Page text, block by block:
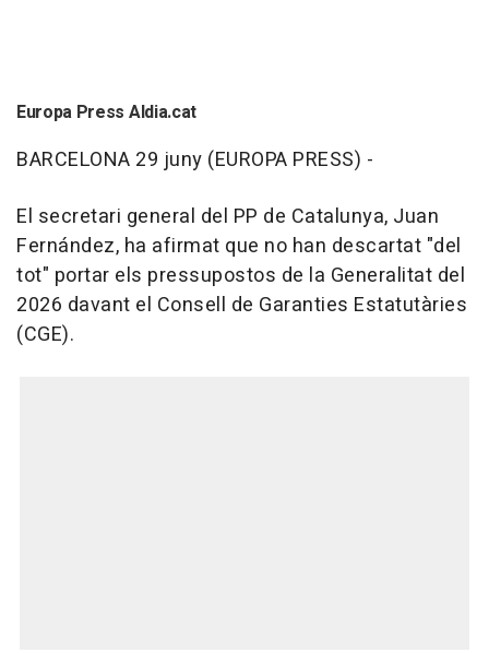
Europa Press Aldia.cat
BARCELONA 29 juny (EUROPA PRESS) -
El secretari general del PP de Catalunya, Juan
Fernández, ha afirmat que no han descartat "del
tot" portar els pressupostos de la Generalitat del
2026 davant el Consell de Garanties Estatutàries
(CGE).